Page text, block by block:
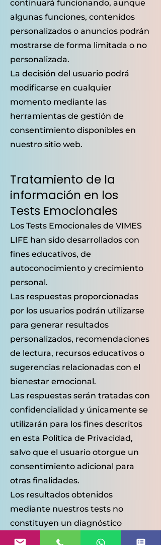
continuará funcionando, aunque
algunas funciones, contenidos
personalizados o anuncios podrán
mostrarse de forma limitada o no
personalizada.
La decisión del usuario podrá
modificarse en cualquier
momento mediante las
herramientas de gestión de
consentimiento disponibles en
nuestro sitio web.
Tratamiento de la
información en los
Tests Emocionales
Los Tests Emocionales de VIMES
LIFE han sido desarrollados con
fines educativos, de
autoconocimiento y crecimiento
personal.
Las respuestas proporcionadas
por los usuarios podrán utilizarse
para generar resultados
personalizados, recomendaciones
de lectura, recursos educativos o
sugerencias relacionadas con el
bienestar emocional.
Las respuestas serán tratadas con
confidencialidad y únicamente se
utilizarán para los fines descritos
en esta Política de Privacidad,
salvo que el usuario otorgue un
consentimiento adicional para
otras finalidades.
Los resultados obtenidos
mediante nuestros tests no
constituyen un diagnóstico
médico, psicológico, psiquiátrico